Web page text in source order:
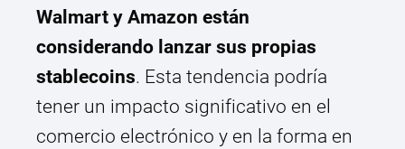
Walmart y Amazon están
considerando lanzar sus propias
stablecoins. Esta tendencia podría
tener un impacto significativo en el
comercio electrónico y en la forma en